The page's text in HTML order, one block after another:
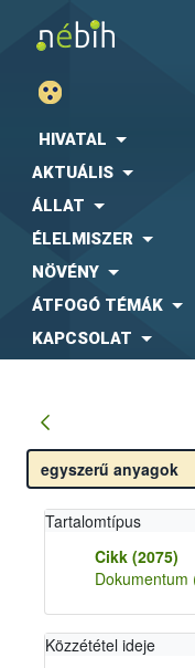
HIVATAL
AKTUÁLIS
ÁLLAT
ÉLELMISZER
NÖVÉNY
ÁTFOGÓ TÉMÁK
KAPCSOLAT
Tartalomtípus
Cikk (2075)
Dokumentum
Közzététel ideje